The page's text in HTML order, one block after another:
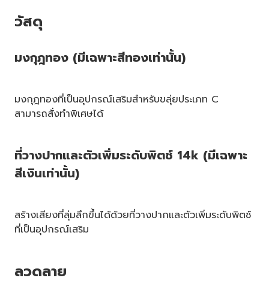
วัสดุ
มงกุฎทอง (มีเฉพาะสีทองเท่านั้น)
มงกุฎทองที่เป็นอุปกรณ์เสริมสำหรับขลุ่ยประเภท C
สามารถสั่งทำพิเศษได้
ที่วางปากและตัวเพิ่มระดับพิตช์ 14k (มีเฉพาะ
สีเงินเท่านั้น)
สร้างเสียงที่ลุ่มลึกขึ้นได้ด้วยที่วางปากและตัวเพิ่มระดับพิตช์
ที่เป็นอุปกรณ์เสริม
ลวดลาย